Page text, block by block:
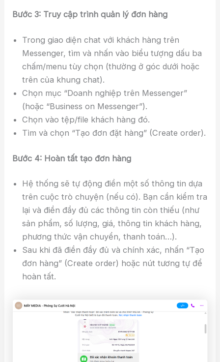
Bước 3: Truy cập trình quản lý đơn hàng
Trong giao diện chat với khách hàng trên
Messenger, tìm và nhấn vào biểu tượng dấu ba
chấm/menu tùy chọn (thường ở góc dưới hoặc
trên của khung chat).
Chọn mục “Doanh nghiệp trên Messenger”
(hoặc “Business on Messenger”).
Chọn vào tệp/file khách hàng đó.
Tìm và chọn “Tạo đơn đặt hàng” (Create order).
Bước 4: Hoàn tất tạo đơn hàng
Hệ thống sẽ tự động điền một số thông tin dựa
trên cuộc trò chuyện (nếu có). Bạn cần kiểm tra
lại và điền đầy đủ các thông tin còn thiếu (như
sản phẩm, số lượng, giá, thông tin khách hàng,
phương thức vận chuyển, thanh toán…).
Sau khi đã điền đầy đủ và chính xác, nhấn “Tạo
đơn hàng” (Create order) hoặc nút tương tự để
hoàn tất.